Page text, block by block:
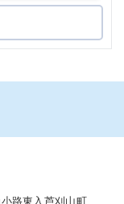
路東入芦刈山町